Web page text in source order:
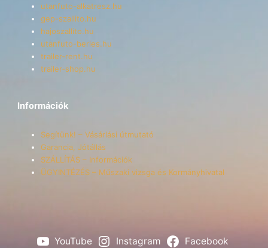
utanfuto-alkatresz.hu
gep-szallito.hu
hajoszallito.hu
utanfuto-berles.hu
trailer-rent.hu
trailer-shop.hu
Információk
Segítünk! – Vásárlási útmutató
Garancia, Jótállás
SZÁLLÍTÁS – Információk
ÜGYINTÉZÉS – Műszaki vizsga és Kormányhivatal
YouTube Instagram
Facebook